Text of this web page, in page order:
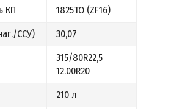
КП 1825ТО (ZF16)
ССУ) 30,07
315/80R22,5
12.00R20
210 л